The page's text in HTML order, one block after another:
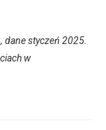
dane styczeń 2025.
w